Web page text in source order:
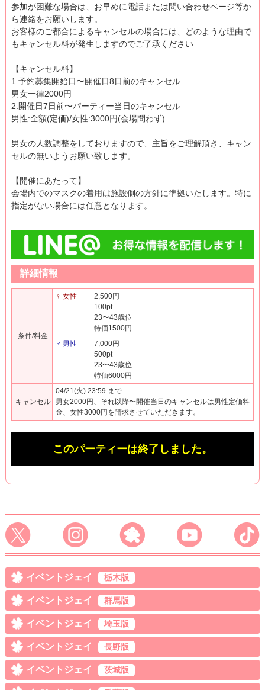
参加が困難な場合は、お早めに電話または問い合わせページ等か
ら連絡をお願いします。
お客様のご都合によるキャンセルの場合には、どのような理由で
もキャンセル料が発生しますのでご了承ください
【キャンセル料】
1.予約募集開始日〜開催日8日前のキャンセル
男女一律2000円
2.開催日7日前〜パーティー当日のキャンセル
男性:全額(定価)/女性:3000円(会場問わず)
男女の人数調整をしておりますので、主旨をご理解頂き、キャン
セルの無いようお願い致します。
【開催にあたって】
会場内でのマスクの着用は施設側の方針に準拠いたします。特に
指定がない場合には任意となります。
詳細情報
条件/料金
♀ 女性
2,500円
100pt
23〜43歳位
特価1500円
♂ 男性
7,000円
500pt
23〜43歳位
特価6000円
キャンセル
04/21(火) 23:59 まで
男女2000円、それ以降〜開催当日のキャンセルは男性定価料
金、女性3000円を請求させていただきます。
このパーティーは終了しました。
イベントジェイ 栃木版
イベントジェイ 群馬版
イベントジェイ 埼玉版
イベントジェイ 長野版
イベントジェイ 茨城版